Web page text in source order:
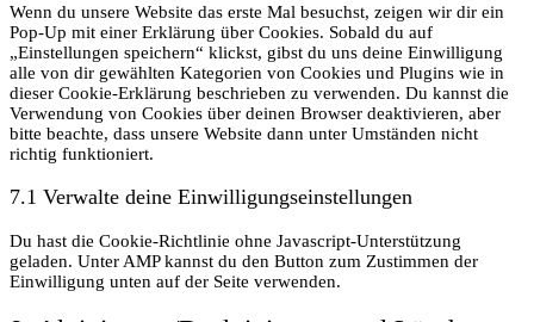
Wenn du unsere Website das erste Mal besuchst, zeigen wir dir ein
Pop-Up mit einer Erklärung über Cookies. Sobald du auf
„Einstellungen speichern“ klickst, gibst du uns deine Einwilligung
alle von dir gewählten Kategorien von Cookies und Plugins wie in
dieser Cookie-Erklärung beschrieben zu verwenden. Du kannst die
Verwendung von Cookies über deinen Browser deaktivieren, aber
bitte beachte, dass unsere Website dann unter Umständen nicht
richtig funktioniert.
7.1 Verwalte deine Einwilligungseinstellungen
Du hast die Cookie-Richtlinie ohne Javascript-Unterstützung
geladen. Unter AMP kannst du den Button zum Zustimmen der
Einwilligung unten auf der Seite verwenden.